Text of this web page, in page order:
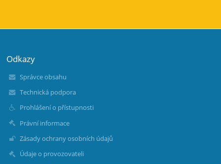
Odkazy
Správce obsahu
Technická podpora
Prohlášení o přístupnosti
Právní informace
Zásady ochrany osobních údajů
Údaje o provozovateli